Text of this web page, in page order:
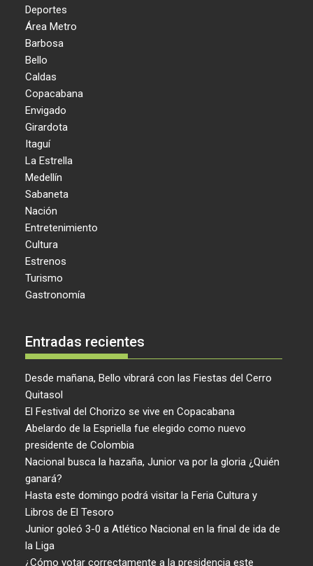
Deportes
Área Metro
Barbosa
Bello
Caldas
Copacabana
Envigado
Girardota
Itaguí
La Estrella
Medellín
Sabaneta
Nación
Entretenimiento
Cultura
Estrenos
Turismo
Gastronomía
Entradas recientes
Desde mañana, Bello vibrará con las Fiestas del Cerro
Quitasol
El Festival del Chorizo se vive en Copacabana
Abelardo de la Espriella fue elegido como nuevo
presidente de Colombia
Nacional busca la hazaña, Junior va por la gloria ¿Quién
ganará?
Hasta este domingo podrá visitar la Feria Cultura y
Libros de El Tesoro
Junior goleó 3-0 a Atlético Nacional en la final de ida de
la Liga
¿Cómo votar correctamente a la presidencia este